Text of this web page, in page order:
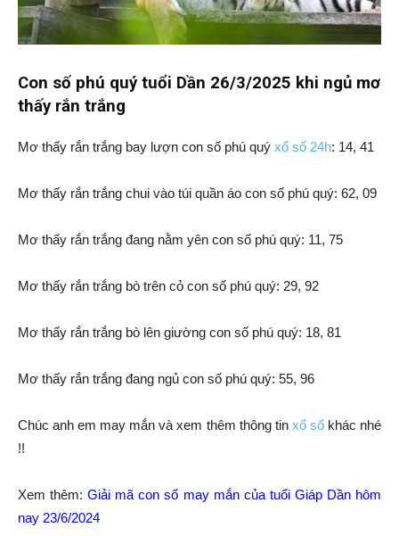
Con số phú quý tuổi Dần 26/3/2025 khi ngủ mơ
thấy rắn trắng
Mơ thấy rắn trắng bay lượn con số phú quý xổ số 24h: 14, 41
Mơ thấy rắn trắng chui vào túi quần áo con số phú quý: 62, 09
Mơ thấy rắn trắng đang nằm yên con số phú quý: 11, 75
Mơ thấy rắn trắng bò trên cỏ con số phú quý: 29, 92
Mơ thấy rắn trắng bò lên giường con số phú quý: 18, 81
Mơ thấy rắn trắng đang ngủ con số phú quý: 55, 96
Chúc anh em may mắn và xem thêm thông tin xổ sốkhác nhé
!!
Xem thêm:Giải mã con số may mắn của tuổi Giáp Dần hôm
nay 23/6/2024